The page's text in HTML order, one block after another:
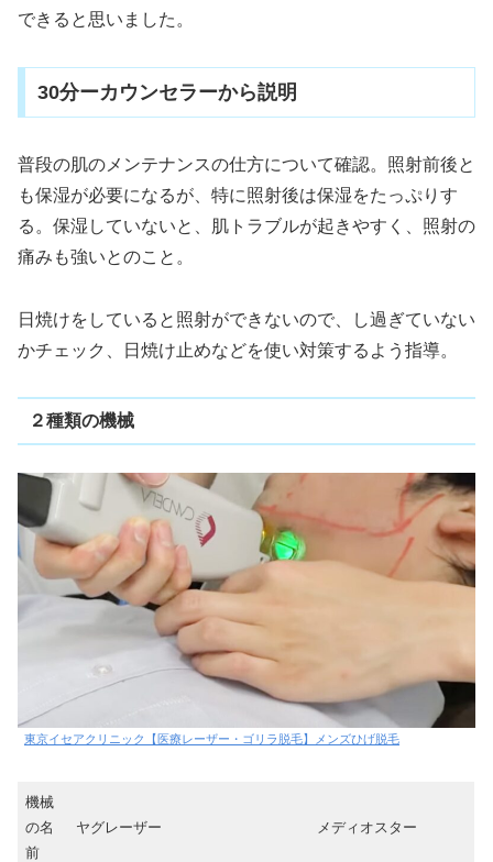
できると思いました。
30分ーカウンセラーから説明
普段の肌のメンテナンスの仕方について確認。照射前後と
も保湿が必要になるが、特に照射後は保湿をたっぷりす
る。保湿していないと、肌トラブルが起きやすく、照射の
痛みも強いとのこと。
日焼けをしていると照射ができないので、し過ぎていない
かチェック、日焼け止めなどを使い対策するよう指導。
２種類の機械
東京イセアクリニック【医療レーザー・ゴリラ脱毛】メンズひげ脱毛
機械
の名
前
ヤグレーザー メディオスター